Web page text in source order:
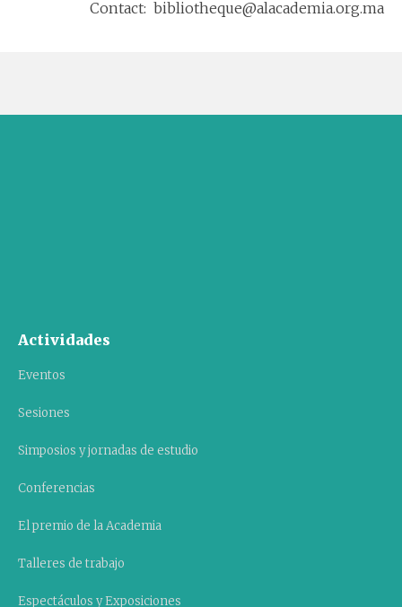
Contact: bibliotheque@alacademia.org.ma
Actividades
Eventos
Sesiones
Simposios y jornadas de estudio
Conferencias
El premio de la Academia
Talleres de trabajo
Espectáculos y Exposiciones